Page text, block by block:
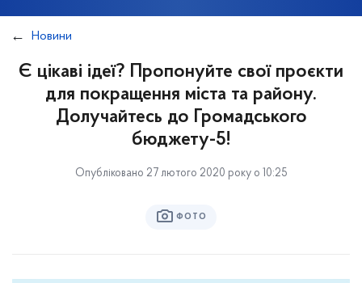
Новини
Є цікаві ідеї? Пропонуйте свої проєкти
для покращення міста та району.
Долучайтесь до Громадського
бюджету-5!
Опубліковано 27 лютого 2020 року о 10:25
ФОТО